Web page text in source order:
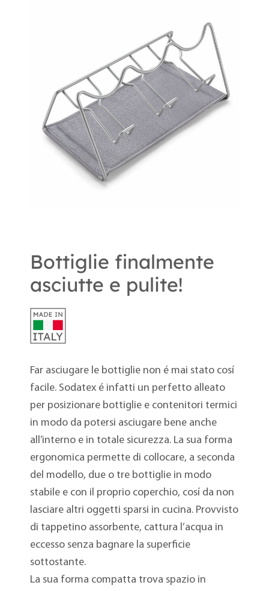
Bottiglie finalmente
asciutte e pulite!
Far asciugare le bottiglie non é mai stato cosí
facile. Sodatex é infatti un perfetto alleato
per posizionare bottiglie e contenitori termici
in modo da potersi asciugare bene anche
all’interno e in totale sicurezza. La sua forma
ergonomica permette di collocare, a seconda
del modello, due o tre bottiglie in modo
stabile e con il proprio coperchio, cosí da non
lasciare altri oggetti sparsi in cucina. Provvisto
di tappetino assorbente, cattura l’acqua in
eccesso senza bagnare la superficie
sottostante.
La sua forma compatta trova spazio in